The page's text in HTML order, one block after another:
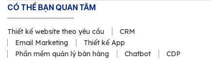
CÓ THỂ BẠN QUAN TÂM
Thiết kế website theo yêu cầu
CRM
Email Marketing
Thiết kế App
Phần mềm quản lý bán hàng
Chatbot CDP